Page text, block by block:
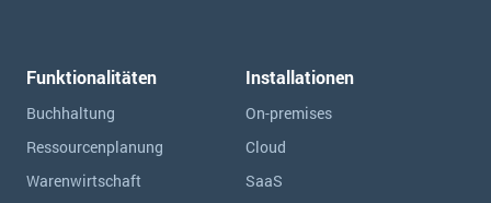
Funktionalitäten
Buchhaltung
Ressourcen­planung
Warenwirtschaft
Installationen
On-premises
Cloud
SaaS